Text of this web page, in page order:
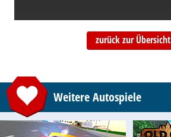
zurück zur Übersicht
Weitere Autospiele